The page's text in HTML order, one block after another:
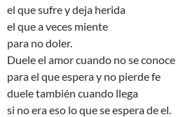
el que sufre y deja herida
el que a veces miente
para no doler.
Duele el amor cuando no se conoce
para el que espera y no pierde fe
duele también cuando llega
si no era eso lo que se espera de el.